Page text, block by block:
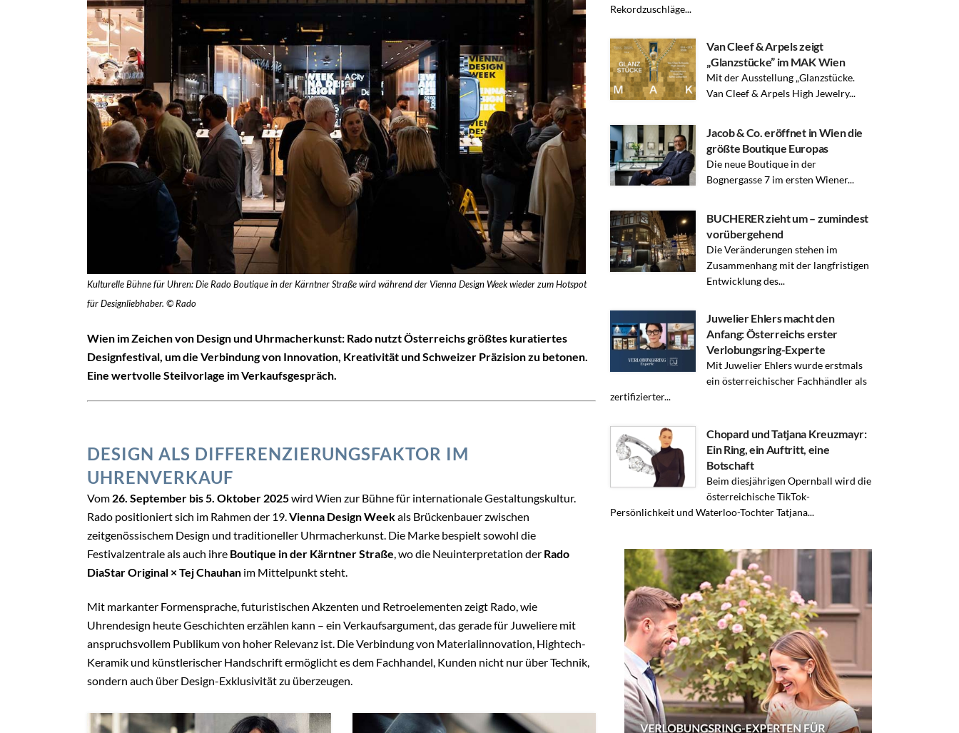
Kulturelle Bühne für Uhren: Die Rado Boutique in der Kärntner Straße wird während der Vienna Design Week wieder zum Hotspot
für Designliebhaber. © Rado
Wien im Zeichen von Design und Uhrmacherkunst: Rado nutzt Österreichs größtes kuratiertes
Designfestival, um die Verbindung von Innovation, Kreativität und Schweizer Präzision zu betonen.
Eine wertvolle Steilvorlage im Verkaufsgespräch.
DESIGN ALS DIFFERENZIERUNGSFAKTOR IM
UHRENVERKAUF
Vom 26. September bis 5. Oktober 2025wird Wien zur Bühne für internationale Gestaltungskultur.
Rado positioniert sich im Rahmen der 19.Vienna Design Weekals Brückenbauer zwischen
zeitgenössischem Design und traditioneller Uhrmacherkunst. Die Marke bespielt sowohl die
Festivalzentrale als auch ihre Boutique in der Kärntner Straße, wo die Neuinterpretation der Rado
DiaStar Original × Tej Chauhan im Mittelpunkt steht.
Mit markanter Formensprache, futuristischen Akzenten und Retroelementen zeigt Rado, wie
Uhrendesign heute Geschichten erzählen kann – ein Verkaufsargument, das gerade für Juweliere mit
anspruchsvollem Publikum von hoher Relevanz ist. Die Verbindung von Materialinnovation, Hightech-
Keramik und künstlerischer Handschrift ermöglicht es dem Fachhandel, Kunden nicht nur über Technik,
sondern auch über Design-Exklusivität zu überzeugen.
Rekordzuschläge...
Van Cleef & Arpels zeigt
„Glanzstücke” im MAK Wien
Mit der Ausstellung „Glanzstücke.
Van Cleef & Arpels High Jewelry...
Jacob & Co. eröffnet in Wien die
größte Boutique Europas
Die neue Boutique in der
Bognergasse 7 im ersten Wiener...
BUCHERER zieht um – zumindest
vorübergehend
Die Veränderungen stehen im
Zusammenhang mit der langfristigen
Entwicklung des...
Juwelier Ehlers macht den
Anfang: Österreichs erster
Verlobungsring-Experte
Mit Juwelier Ehlers wurde erstmals
ein österreichischer Fachhändler als
zertifizierter...
Chopard und Tatjana Kreuzmayr:
Ein Ring, ein Auftritt, eine
Botschaft
Beim diesjährigen Opernball wird die
österreichische TikTok-
Persönlichkeit und Waterloo-Tochter Tatjana...